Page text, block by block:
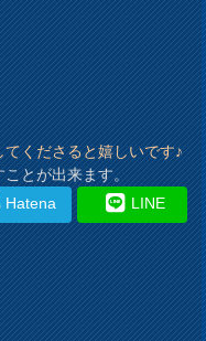
くださると嬉しいです♪
ことが出来ます。
Hatena LINE